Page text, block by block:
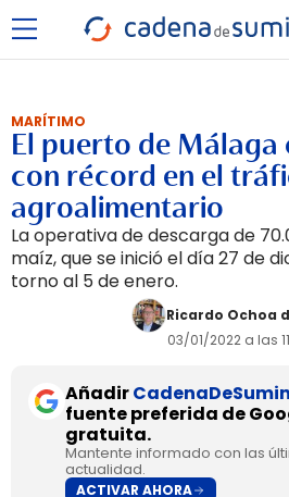
MARÍTIMO
El puerto de Málaga
con récord en el
agroalimentario
La operativa de descarga de
maíz, que se inició el día 27 de
torno al 5 de enero.
Ricardo Ochoa
03/01/2022 a las
Añadir
fuente preferida de
gratuita.
Mantente informado con las
actualidad.
ACTIVAR AHORA